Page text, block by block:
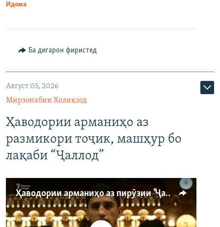
Идома
Ба дигарон фиристед
Август 05, 2026
Мирзонабии Холиқзод
Ҳаводории арманиҳо аз
размикори тоҷик, машҳур бо
лақаби “Ҷаллод”
Ҳаводории арманиҳо аз пирӯзии "Ҷаллод"-и тоҷик